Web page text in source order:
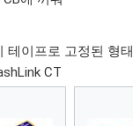
테이프로 고정된 형태
CT